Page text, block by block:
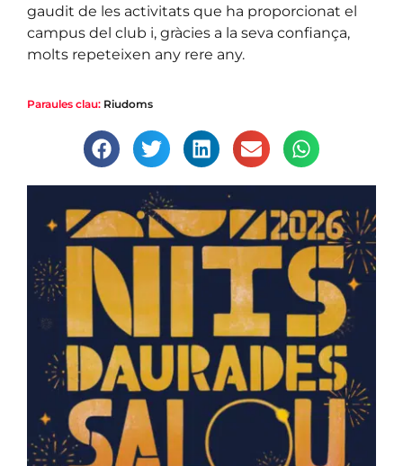
gaudit de les activitats que ha proporcionat el
campus del club i, gràcies a la seva confiança,
molts repeteixen any rere any.
Paraules clau: Riudoms